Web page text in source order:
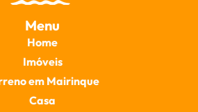
Menu
Home
Imóveis
em Mairinque
Casa